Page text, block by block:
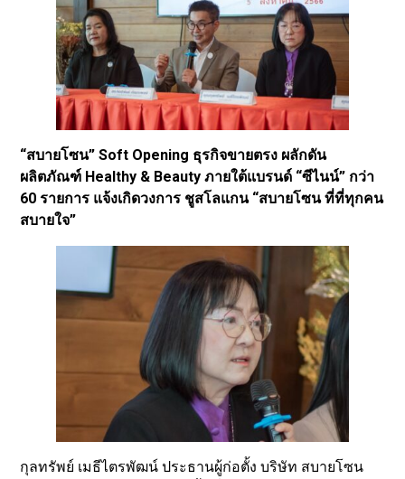
“สบายโซน” Soft Opening ธุรกิจขายตรง ผลักดัน
ผลิตภัณฑ์ Healthy & Beauty ภายใต้แบรนด์ “ซีไนน์” กว่า
60 รายการ แจ้งเกิดวงการ ชูสโลแกน “สบายโซน ที่ที่ทุกคน
สบายใจ”
กุลทรัพย์ เมธีไตรพัฒน์ ประธานผู้ก่อตั้ง บริษัท สบายโซน